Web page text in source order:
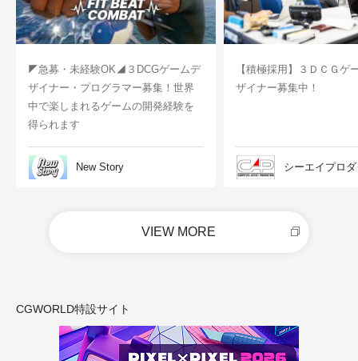
◤急募・未経験OK◢３DCGゲームデ
ザイナー・プログラマー募集！世界
中で楽しまれるゲームの開発経験を
得られます
New Story
【積極採用】３ＤＣＧゲ
ザイナー募集中！
シーエイプロ
VIEW MORE
CGWORLD特設サイト